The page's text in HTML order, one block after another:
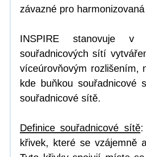
závazné pro
INSPIRE stanovuje v
souřadnicových sítí
víceúrovňovým rozlišením,
kde buňkou souřadnicové
souřadnicové sítě.
Definice souřadnicové sítě:
křivek, které se vzájemně